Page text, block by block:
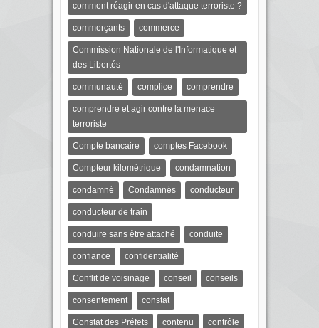
comment réagir en cas d'attaque terroriste ?
commerçants commerce
Commission Nationale de l'Informatique et
des Libertés
communauté complice comprendre
comprendre et agir contre la menace
terroriste
Compte bancaire comptes Facebook
Compteur kilométrique condamnation
condamné Condamnés conducteur
conducteur de train
conduire sans être attaché conduite
confiance confidentialité
Conflit de voisinage conseil conseils
consentement constat
Constat des Préfets contenu contrôle